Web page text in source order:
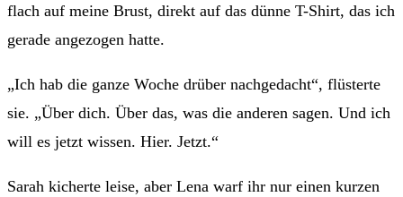
flach auf meine Brust, direkt auf das dünne T-Shirt, das ich
gerade angezogen hatte.
„Ich hab die ganze Woche drüber nachgedacht“, flüsterte
sie. „Über dich. Über das, was die anderen sagen. Und ich
will es jetzt wissen. Hier. Jetzt.“
Sarah kicherte leise, aber Lena warf ihr nur einen kurzen